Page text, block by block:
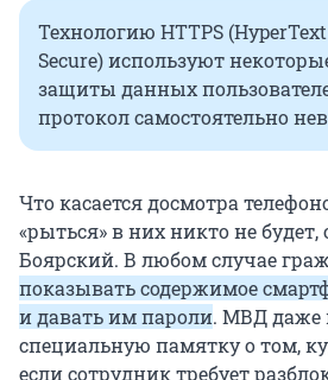
Технологию HTTPS
Secure) используют
защиты данных
протокол самостоятельно
Что касается досмотра
«рыться» в них никто не будет,
Боярский. В любом случае
показывать содержимое
и давать им пароли. МВД даже
специальную памятку о том,
если сотрудник требует